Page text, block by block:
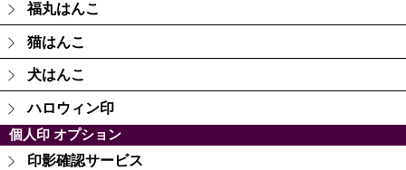
福丸はんこ
猫はんこ
犬はんこ
ハロウィン印
個人印 オプション
印影確認サービス